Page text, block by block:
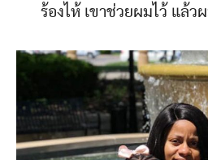
ร้องไห้ เขาช่วยผมไว้ แล้